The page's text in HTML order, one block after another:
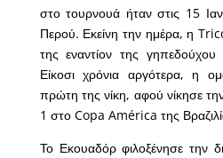
στο τουρνουά ήταν στις 15
Περού. Εκείνη την ημέρα, η
της εναντίον της
Είκοσι χρόνια αργότερα, η
πρώτη της νίκη, αφού νίκησε
1 στο Copa América της
Το Εκουαδόρ φιλοξένησε την